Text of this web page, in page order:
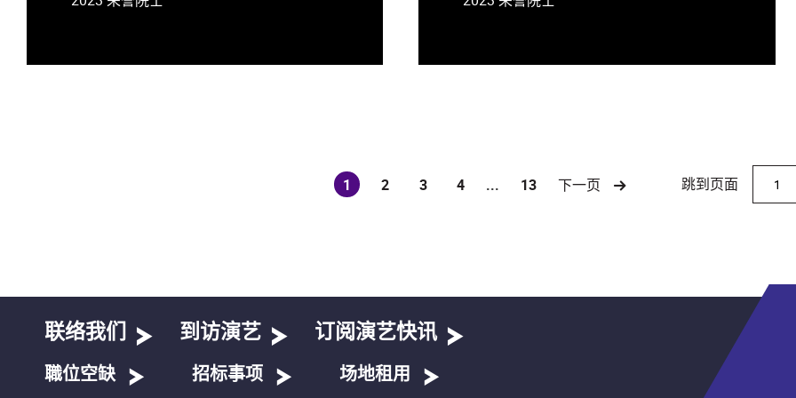
1
(current)
2 3 4 ... 13 下一页 跳到页面
联络我们 到访演艺 订阅演艺快讯
職位空缺 招标事项 场地租用